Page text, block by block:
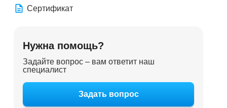
Сертификат
Нужна помощь?
Задайте вопрос – вам ответит наш
специалист
Задать вопрос